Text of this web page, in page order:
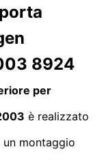
8924
per
è realizzato
montaggio